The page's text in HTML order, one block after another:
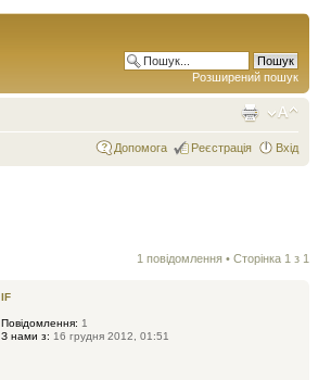
Розширений пошук
Допомога Реєстрація Вхід
1 повідомлення • Сторінка 1 з 1
IF
Повідомлення: 1
З нами з: 16 грудня 2012, 01:51